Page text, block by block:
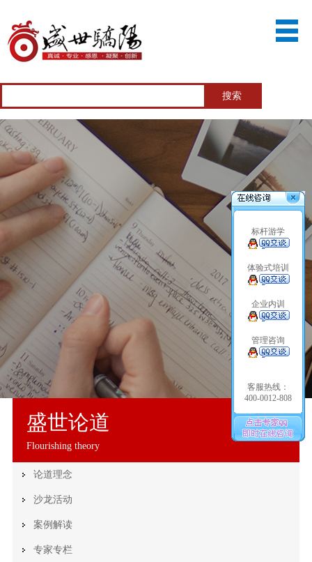
盛世论道
Flourishing theory
论道理念
沙龙活动
案例解读
专家专栏
标杆游学
体验式培训
企业内训
管理咨询
客服热线：
400-0012-808